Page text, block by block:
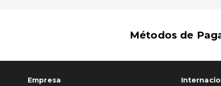
O aeroporto principal mais próximo é o de La Seu
Métodos de
Empresa